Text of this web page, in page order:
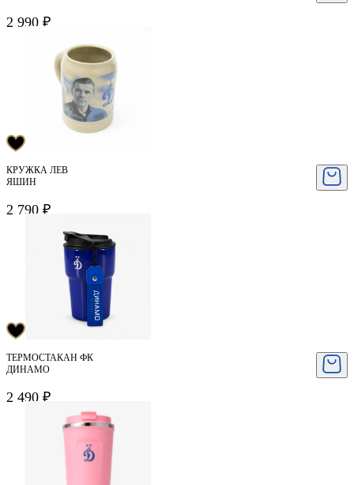
2 990 ₽
КРУЖКА ЛЕВ
ЯШИН
2 790 ₽
ТЕРМОСТАКАН ФК
ДИНАМО
2 490 ₽